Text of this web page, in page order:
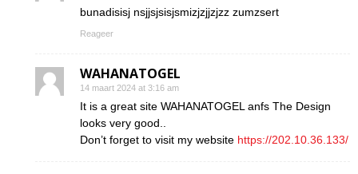
bunadisisj nsjjsjsisjsmizjzjjzjzz zumzsert
Reageer
WAHANATOGEL
14 maart 2024 at 3:16 am
It is a great site WAHANATOGEL anfs The Design
looks very good..
Don’t forget to visit my website https://202.10.36.133/